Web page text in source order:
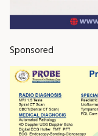
Sponsored